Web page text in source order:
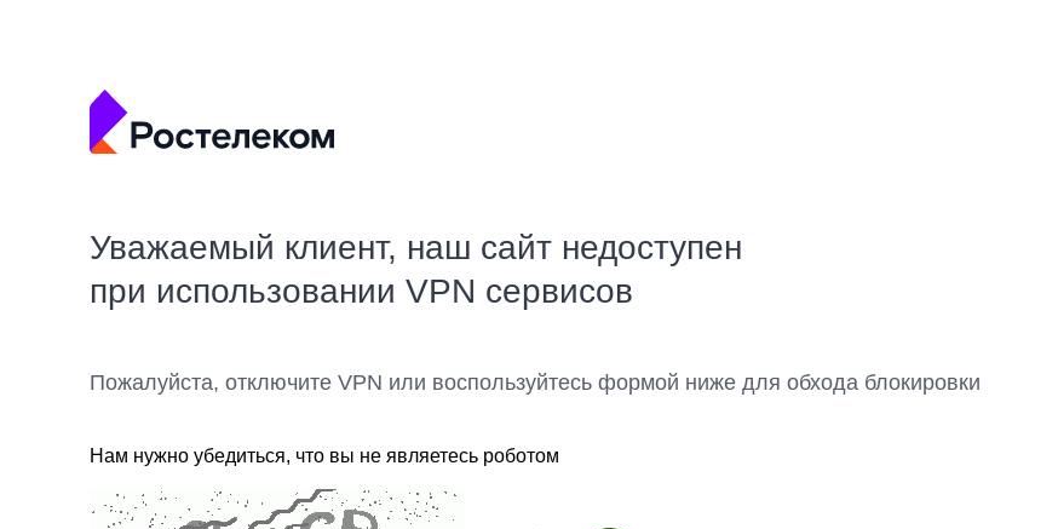
Уважаемый клиент, наш сайт недоступен
при использовании VPN сервисов
Пожалуйста, отключите VPN или воспользуйтесь формой ниже для обхода блокировки
Нам нужно убедиться, что вы не являетесь роботом